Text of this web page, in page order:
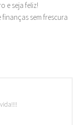
e seja feliz!
finanças sem frescura